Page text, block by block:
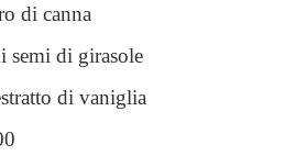
di canna
di girasole
di vaniglia